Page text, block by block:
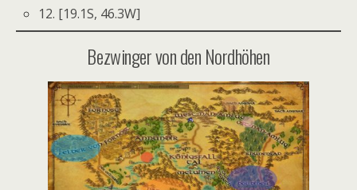
12. [19.1S, 46.3W]
Bezwinger von den Nordhöhen